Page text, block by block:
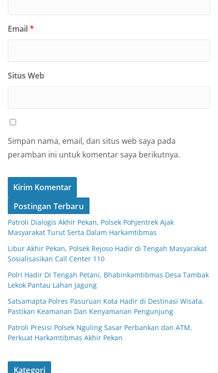
Email*
Situs Web
Simpan nama, email, dan situs web saya pada
peramban ini untuk komentar saya berikutnya.
Postingan Terbaru
Patroli Dialogis Akhir Pekan, Polsek Pohjentrek Ajak
Masyarakat Turut Serta Dalam Harkamtibmas
Libur Akhir Pekan, Polsek Rejoso Hadir di Tengah Masyarakat
Sosialisasikan Call Center 110
Polri Hadir Di Tengah Petani, Bhabinkamtibmas Desa Tambak
Lekok Pantau Lahan Jagung
Satsamapta Polres Pasuruan Kota Hadir di Destinasi Wisata,
Pastikan Keamanan Dan Kenyamanan Pengunjung
Patroli Presisi Polsek Nguling Sasar Perbankan dan ATM,
Perkuat Harkamtibmas Akhir Pekan
Kategori